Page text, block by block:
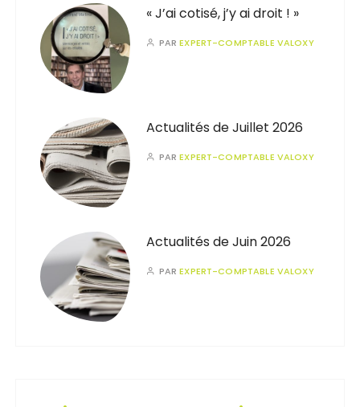
« J’ai cotisé, j’y ai droit ! »
PAREXPERT-COMPTABLE VALOXY
Actualités de Juillet 2026
PAREXPERT-COMPTABLE VALOXY
Actualités de Juin 2026
PAREXPERT-COMPTABLE VALOXY